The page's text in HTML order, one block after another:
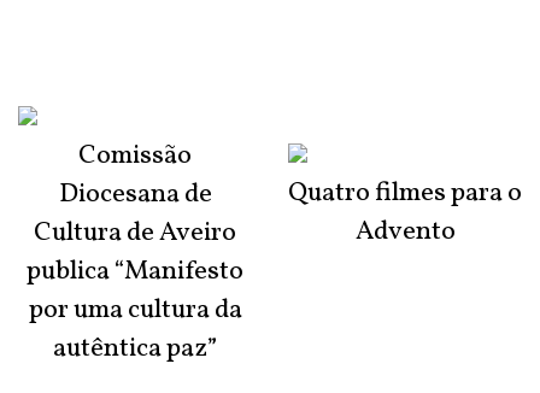
Comissão
Diocesana de
Cultura de Aveiro
publica “Manifesto
por uma cultura da
autêntica paz”
Quatro filmes para o
Advento